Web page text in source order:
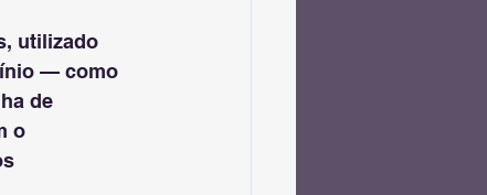
utilizado
— como
de
o